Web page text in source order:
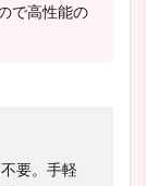
で高性能の
要。手軽